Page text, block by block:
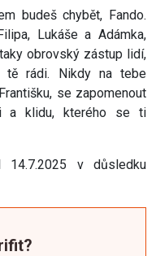
budeš chybět, Fando.
Lukáše a Adámka,
obrovský zástup lidí,
tě rádi. Nikdy na tebe
se zapomenout
a klidu, kterého se ti
14.7.2025 v důsledku